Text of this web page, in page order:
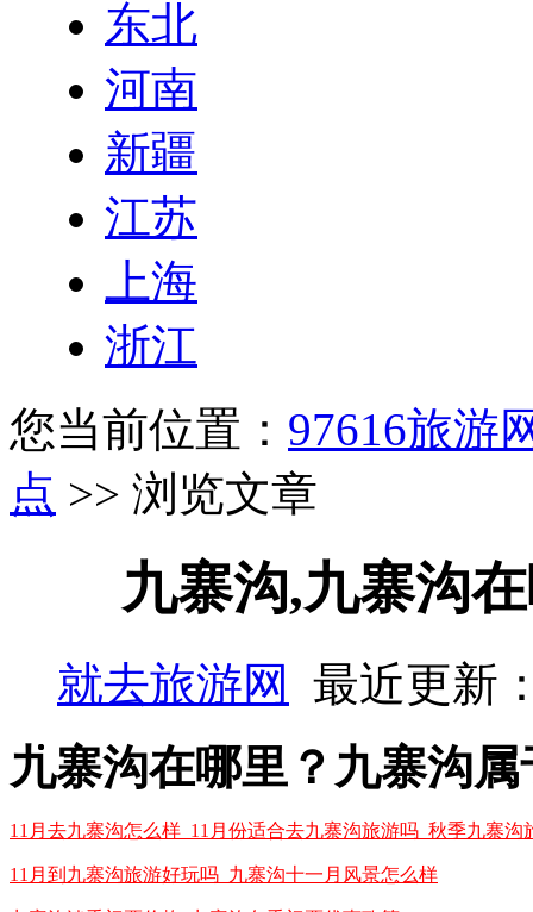
东北
河南
新疆
江苏
上海
浙江
您当前位置： 97616旅游
点 >> 浏览文章
九寨沟,九寨沟
就去旅游网
最近更新
九寨沟在哪里？九寨沟
11月去九寨沟怎么样_11月份适合去九寨沟旅游吗_秋季九寨沟
11月到九寨沟旅游好玩吗_九寨沟十一月风景怎么样